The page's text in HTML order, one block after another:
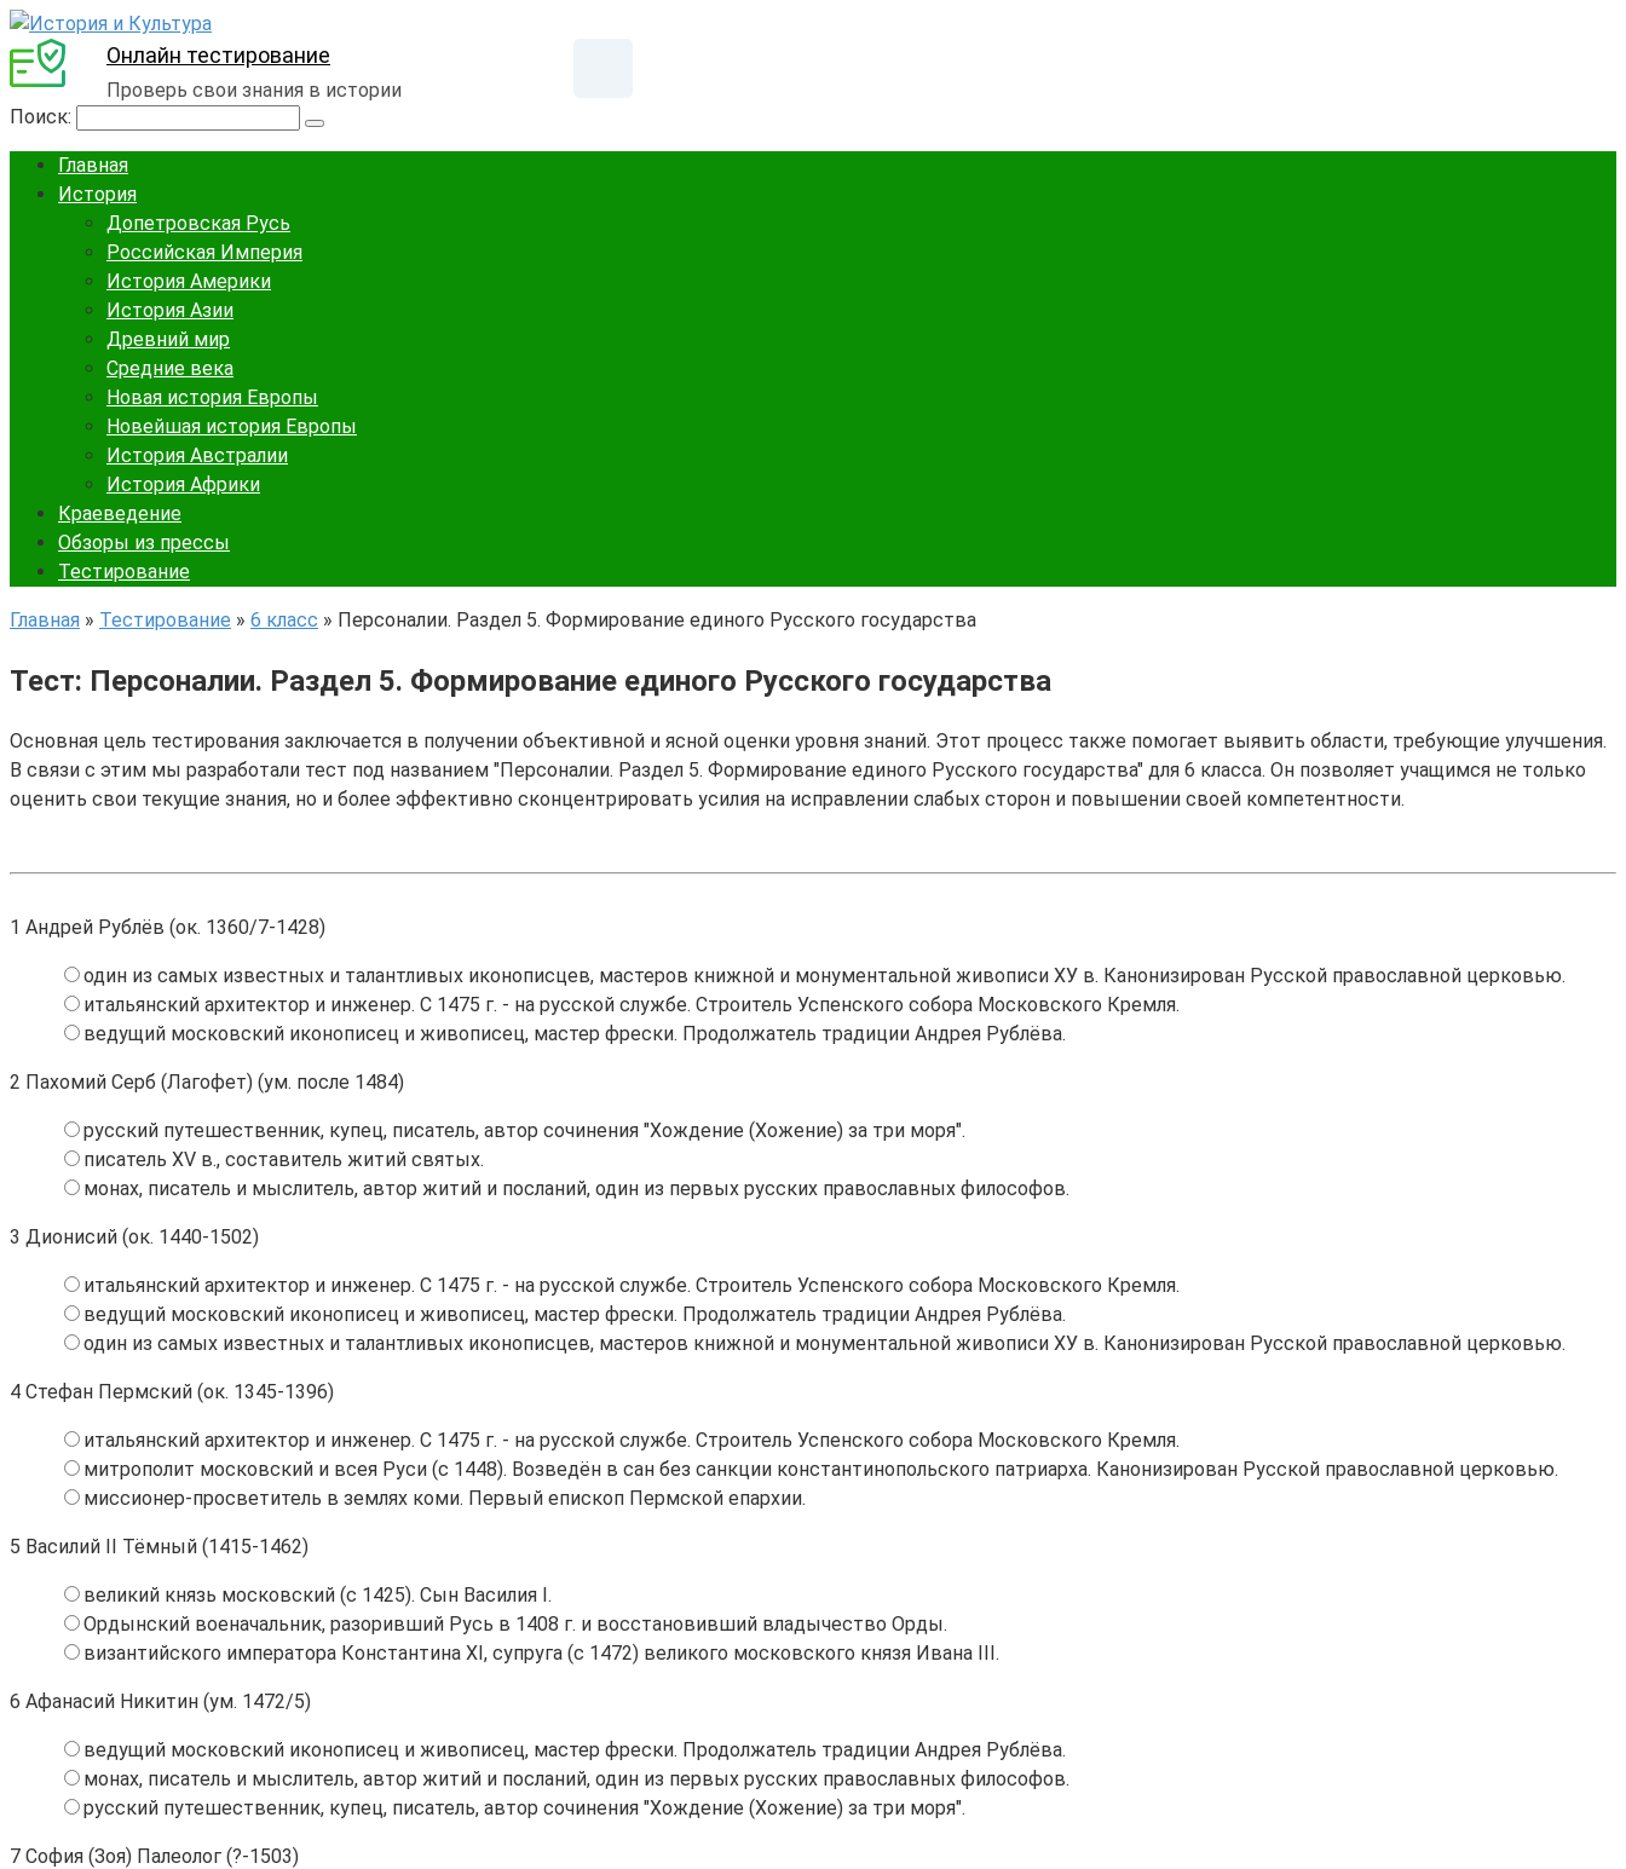
Онлайн тестирование
Проверь свои знания в истории
Поиск:
Главная
История
Допетровская Русь
Российская Империя
История Америки
История Азии
Древний мир
Средние века
Новая история Европы
Новейшая история Европы
История Австралии
История Африки
Краеведение
Обзоры из прессы
Тестирование
Главная » Тестирование » 6 класс » Персоналии. Раздел 5. Формирование единого Русского государства
Тест: Персоналии. Раздел 5. Формирование единого Русского государства
Основная цель тестирования заключается в получении объективной и ясной оценки уровня знаний. Этот процесс также помогает выявить области, требующие улучшения.
В связи с этим мы разработали тест под названием "Персоналии. Раздел 5. Формирование единого Русского государства" для 6 класса. Он позволяет учащимся не только
оценить свои текущие знания, но и более эффективно сконцентрировать усилия на исправлении слабых сторон и повышении своей компетентности.
1 Андрей Рублёв (ок. 1360/7-1428)
один из самых известных и талантливых иконописцев, мастеров книжной и монументальной живописи ХУ в. Канонизирован Русской православной церковью.
итальянский архитектор и инженер. С 1475 г. - на русской службе. Строитель Успенского собора Московского Кремля.
ведущий московский иконописец и живописец, мастер фрески. Продолжатель традиции Андрея Рублёва.
2 Пахомий Серб (Лагофет) (ум. после 1484)
русский путешественник, купец, писатель, автор сочинения "Хождение (Хожение) за три моря".
писатель ХV в., составитель житий святых.
монах, писатель и мыслитель, автор житий и посланий, один из первых русских православных философов.
3 Дионисий (ок. 1440-1502)
итальянский архитектор и инженер. С 1475 г. - на русской службе. Строитель Успенского собора Московского Кремля.
ведущий московский иконописец и живописец, мастер фрески. Продолжатель традиции Андрея Рублёва.
один из самых известных и талантливых иконописцев, мастеров книжной и монументальной живописи ХУ в. Канонизирован Русской православной церковью.
4 Стефан Пермский (ок. 1345-1396)
итальянский архитектор и инженер. С 1475 г. - на русской службе. Строитель Успенского собора Московского Кремля.
митрополит московский и всея Руси (с 1448). Возведён в сан без санкции константинопольского патриарха. Канонизирован Русской православной церковью.
миссионер-просветитель в землях коми. Первый епископ Пермской епархии.
5 Василий II Тёмный (1415-1462)
великий князь московский (с 1425). Сын Василия I.
Ордынский военачальник, разоривший Русь в 1408 г. и восстановивший владычество Орды.
византийского императора Константина ХI, супруга (с 1472) великого московского князя Ивана III.
6 Афанасий Никитин (ум. 1472/5)
ведущий московский иконописец и живописец, мастер фрески. Продолжатель традиции Андрея Рублёва.
монах, писатель и мыслитель, автор житий и посланий, один из первых русских православных философов.
русский путешественник, купец, писатель, автор сочинения "Хождение (Хожение) за три моря".
7 София (Зоя) Палеолог (?-1503)